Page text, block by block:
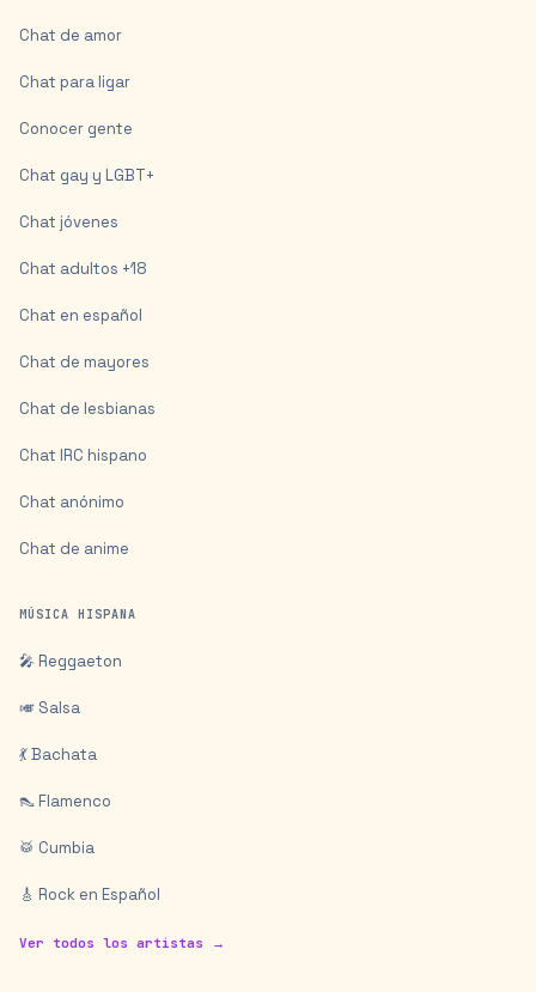
Chat de amor
Chat para ligar
Conocer gente
Chat gay y LGBT+
Chat jóvenes
Chat adultos +18
Chat en español
Chat de mayores
Chat de lesbianas
Chat IRC hispano
Chat anónimo
Chat de anime
MÚSICA HISPANA
🎤 Reggaeton
🎺 Salsa
💃 Bachata
👠 Flamenco
🥁 Cumbia
🎸 Rock en Español
Ver todos los artistas →